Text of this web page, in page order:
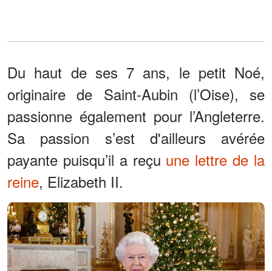
Du haut de ses 7 ans, le petit Noé,
originaire de Saint-Aubin (l’Oise), se
passionne également pour l’Angleterre.
Sa passion s’est d'ailleurs avérée
payante puisqu’il a reçu une lettre de la
reine, Elizabeth II.